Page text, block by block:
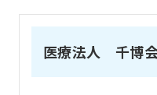
医療法人 千博